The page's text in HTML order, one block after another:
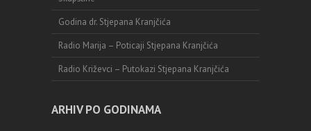
Godina dr. Stjepana Kranjčića
Radio Marija – Poticaji Stjepana Kranjčića
Radio Križevci – Putokazi Stjepana Kranjčića
ARHIV PO GODINAMA